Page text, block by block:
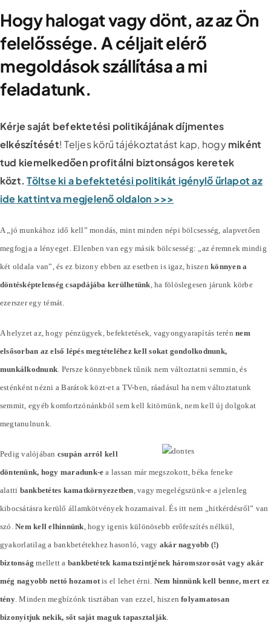
Hogy halogat vagy dönt, az az Ön
felelőssége. A céljait elérő
megoldások szállítása a mi
feladatunk.
Kérje saját befektetési politikájának díjmentes
elkészítését! Teljes körű tájékoztatást kap, hogymiként
tud kiemelkedően profitálni biztonságos keretek
közt. Töltse ki a befektetési politikát igénylő űrlapot az
ide kattintva megjelenő oldalon >>>
A „jó munkához idő kell” mondás, mint minden népi bölcsesség, alapvetően
megfogja a lényeget. Ellenben van egy másik bölcsesség: „az éremnek mindig
két oldala van”, és ez bizony ebben az esetben is igaz, hiszenkönnyen a
döntésképtelenség csapdájába kerülhetünk , ha fölöslegesen járunk körbe
ezerszer egy témát.
A helyzet az, hogy pénzügyek, befektetések, vagyongyarapítás terénnem
elsősorban az első lépés megtételéhez kell sokat gondolkodnunk,
munkálkodnunk . Persze könnyebbnek tűnik nem változtatni semmin, és
esténként nézni a Barátok közt-et a TV-ben, ráadásul ha nem változtatunk
semmit, egyéb komfortzónánkból sem kell kitörnünk, nem kell új dolgokat
megtanulnunk.
Pedig valójában csupán arról kell
döntenünk, hogy maradunk-e a lassan már megszokott, béka feneke
alatti bankbetétes kamatkörnyezetben , vagy megelégszünk-e a jelenleg
kibocsátásra kerülő államkötvények hozamaival. És itt nem „hitkérdésről” van
szó.Nem kell elhinnünk , hogy igenis különösebb erőfeszítés nélkül,
gyakorlatilag a bankbetétekhez hasonló, vagy akár nagyobb (!)
biztonság mellett a bankbetétek kamatszintjének háromszorosát vagy akár
még nagyobb nettó hozamotis el lehet érni. Nem hinnünk kell benne, mert ez
tény. Minden megbízónk tisztában van ezzel, hiszenfolyamatosan
bizonyítjuk nekik, sőt saját maguk tapasztalják